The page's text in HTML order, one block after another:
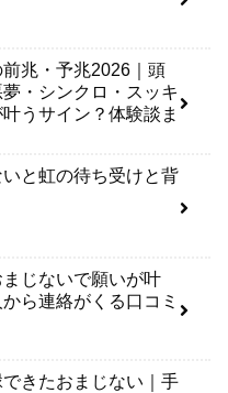
兆・予兆2026｜頭
・シンクロ・スッキ
うサイン？体験談ま
と虹の待ち受けと背
じないで願いが叶
ら連絡がくる口コミ
きたおまじない｜手